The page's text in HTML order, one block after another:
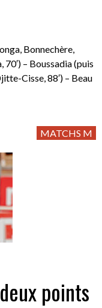
Bonnechère,
– Boussadia (puis
Cisse, 88′) – Beau
MATCHS M
points